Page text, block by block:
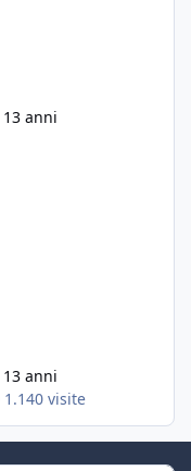
13 anni
13 anni
1.140 visite